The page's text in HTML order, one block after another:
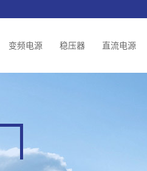
变频电源 稳压器 直流电源